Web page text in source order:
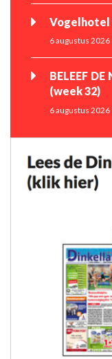
Vogelhotel
6 augustus 2026
BELEEF
(week 32)
6 augustus